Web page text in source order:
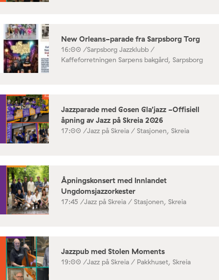
New Orleans-parade fra Sarpsborg Torg
16:00 /Sarpsborg Jazzklubb /
Kaffeforretningen Sarpens bakgård, Sarpsborg
Jazzparade med Gosen Gla’jazz -Offisiell
åpning av Jazz på Skreia 2026
17:00 /Jazz på Skreia / Stasjonen, Skreia
Åpningskonsert med Innlandet
Ungdomsjazzorkester
17:45 /Jazz på Skreia / Stasjonen, Skreia
Jazzpub med Stolen Moments
19:00 /Jazz på Skreia / Pakkhuset, Skreia